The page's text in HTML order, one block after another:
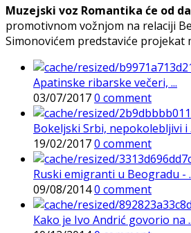
Muzejski voz Romantika će od
promotivnom vožnjom na relaciji
Simonovićem predstaviće projekat
Apatinske ribarske večeri, ...
03/07/20170 comment
Bokeljski Srbi, nepokolebljivi i
19/02/20170 comment
Ruski emigranti u Beogradu -
09/08/20140 comment
Kako je Ivo Andrić govorio na